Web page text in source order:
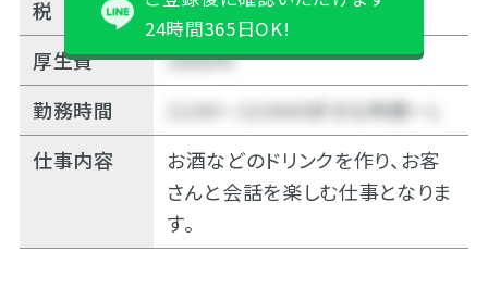
税
12%
厚生費
2000円
勤務時間
21:00～22:00の好きな時間～Ｌ
仕事内容
お酒などのドリンクを作り、お客
さんと会話を楽しむ仕事となりま
す。
24時間365日OK!